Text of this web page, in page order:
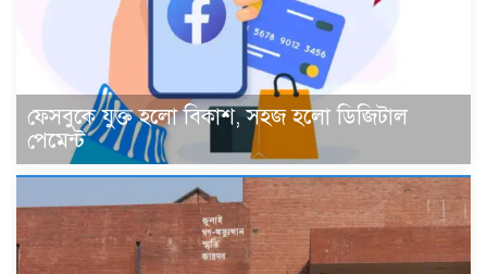
ফেসবুকে যুক্ত হলো বিকাশ, সহজ হলো ডিজিটাল
পেমেন্ট